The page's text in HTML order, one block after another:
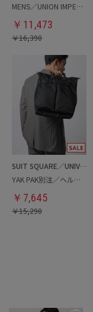
MENS／UNION IMPERIAL監修／コインローファー
￥ 11,473
￥16,390
SUIT SQUARE／UNIVERSAL LANGUAGE
YAK PAK別注／ヘルメットバッグ
￥ 7,645
￥15,290